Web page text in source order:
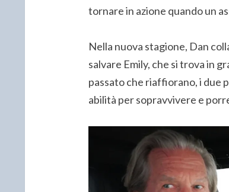
tornare in azione quando un
Nella nuova stagione, Dan
salvare Emily, che si trova in
passato che riaffiorano, i due
abilità per sopravvivere e